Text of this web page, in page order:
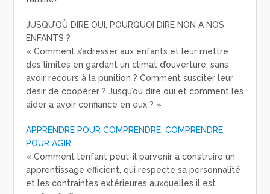
JUSQU’OÙ DIRE OUI, POURQUOI DIRE NON A NOS
ENFANTS ?
« Comment s’adresser aux enfants et leur mettre
des limites en gardant un climat d’ouverture, sans
avoir recours à la punition ? Comment susciter leur
désir de coopérer ? Jusqu’où dire oui et comment les
aider à avoir confiance en eux ? »
APPRENDRE POUR COMPRENDRE, COMPRENDRE
POUR AGIR
« Comment l’enfant peut-il parvenir à construire un
apprentissage efficient, qui respecte sa personnalité
et les contraintes extérieures auxquelles il est